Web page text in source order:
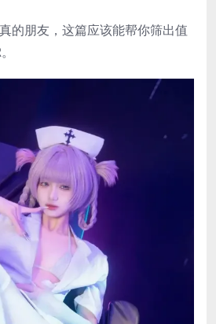
的朋友，这篇应该能帮你筛出值